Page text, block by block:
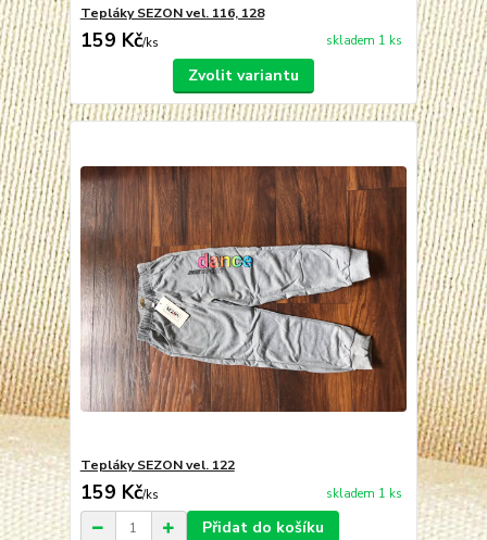
Tepláky SEZON vel. 116, 128
159 Kč/ks skladem 1 ks
Zvolit variantu
Tepláky SEZON vel. 122
159 Kč/ks skladem 1 ks
Přidat do košíku